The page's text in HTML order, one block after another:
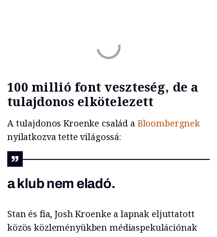
100 millió font veszteség, de a
tulajdonos elkötelezett
A tulajdonos Kroenke család a Bloombergnek
nyilatkozva tette világossá:
a klub nem eladó.
Stan és fia, Josh Kroenke a lapnak eljuttatott
közös közleményükben médiaspekulációnak